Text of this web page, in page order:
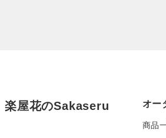
楽屋花のSakaseru オー
商品